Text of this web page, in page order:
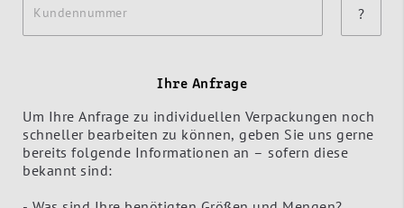
Kundennummer ?
Ihre Anfrage
Um Ihre Anfrage zu individuellen Verpackungen noch
schneller bearbeiten zu können, geben Sie uns gerne
bereits folgende Informationen an – sofern diese
bekannt sind: